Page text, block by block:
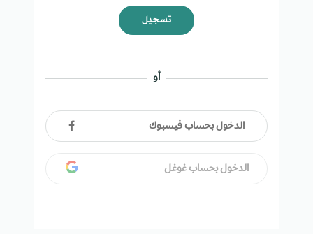
تسجيل
أو
الدخول بحساب فيسبوك
الدخول بحساب غوغل